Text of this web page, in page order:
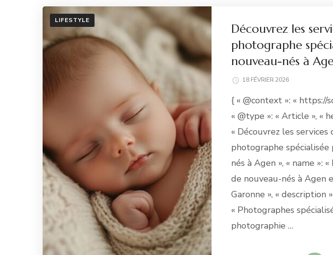
LIFESTYLE
Découvrez les
photographe
nouveau-nés à
18 FÉVRIER 2026
{ « @context »: « https://
« @type »: « Article », «
« Découvrez les services
photographe spécialisée
nés à Agen », « name »:
de nouveau-nés à Agen
Garonne », « description
« Photographes
photographie …